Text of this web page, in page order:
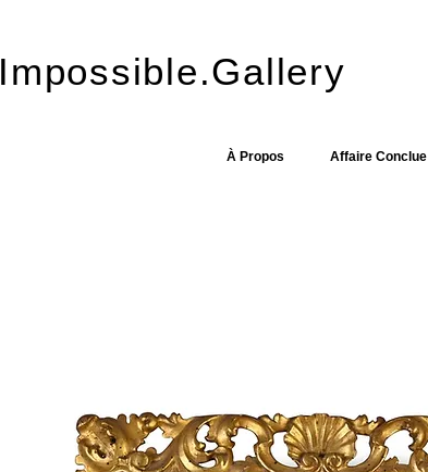
Impossible.Gallery​
À Propos Affaire Conclue